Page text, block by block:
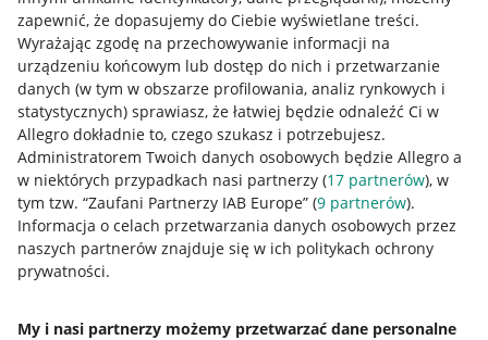
zapewnić, że dopasujemy do Ciebie wyświetlane treści.
Wyrażając zgodę na przechowywanie informacji na
urządzeniu końcowym lub dostęp do nich i przetwarzanie
danych (w tym w obszarze profilowania, analiz rynkowych i
statystycznych) sprawiasz, że łatwiej będzie odnaleźć Ci w
Allegro dokładnie to, czego szukasz i potrzebujesz.
Administratorem Twoich danych osobowych będzie Allegro a
w niektórych przypadkach nasi partnerzy (17 partnerów), w
tym tzw. “Zaufani Partnerzy IAB Europe” (9 partnerów).
Informacja o celach przetwarzania danych osobowych przez
naszych partnerów znajduje się w ich politykach ochrony
prywatności.
My i nasi partnerzy możemy przetwarzać dane personalne
Nawigacja
Przydatne informacje
Jak to działa